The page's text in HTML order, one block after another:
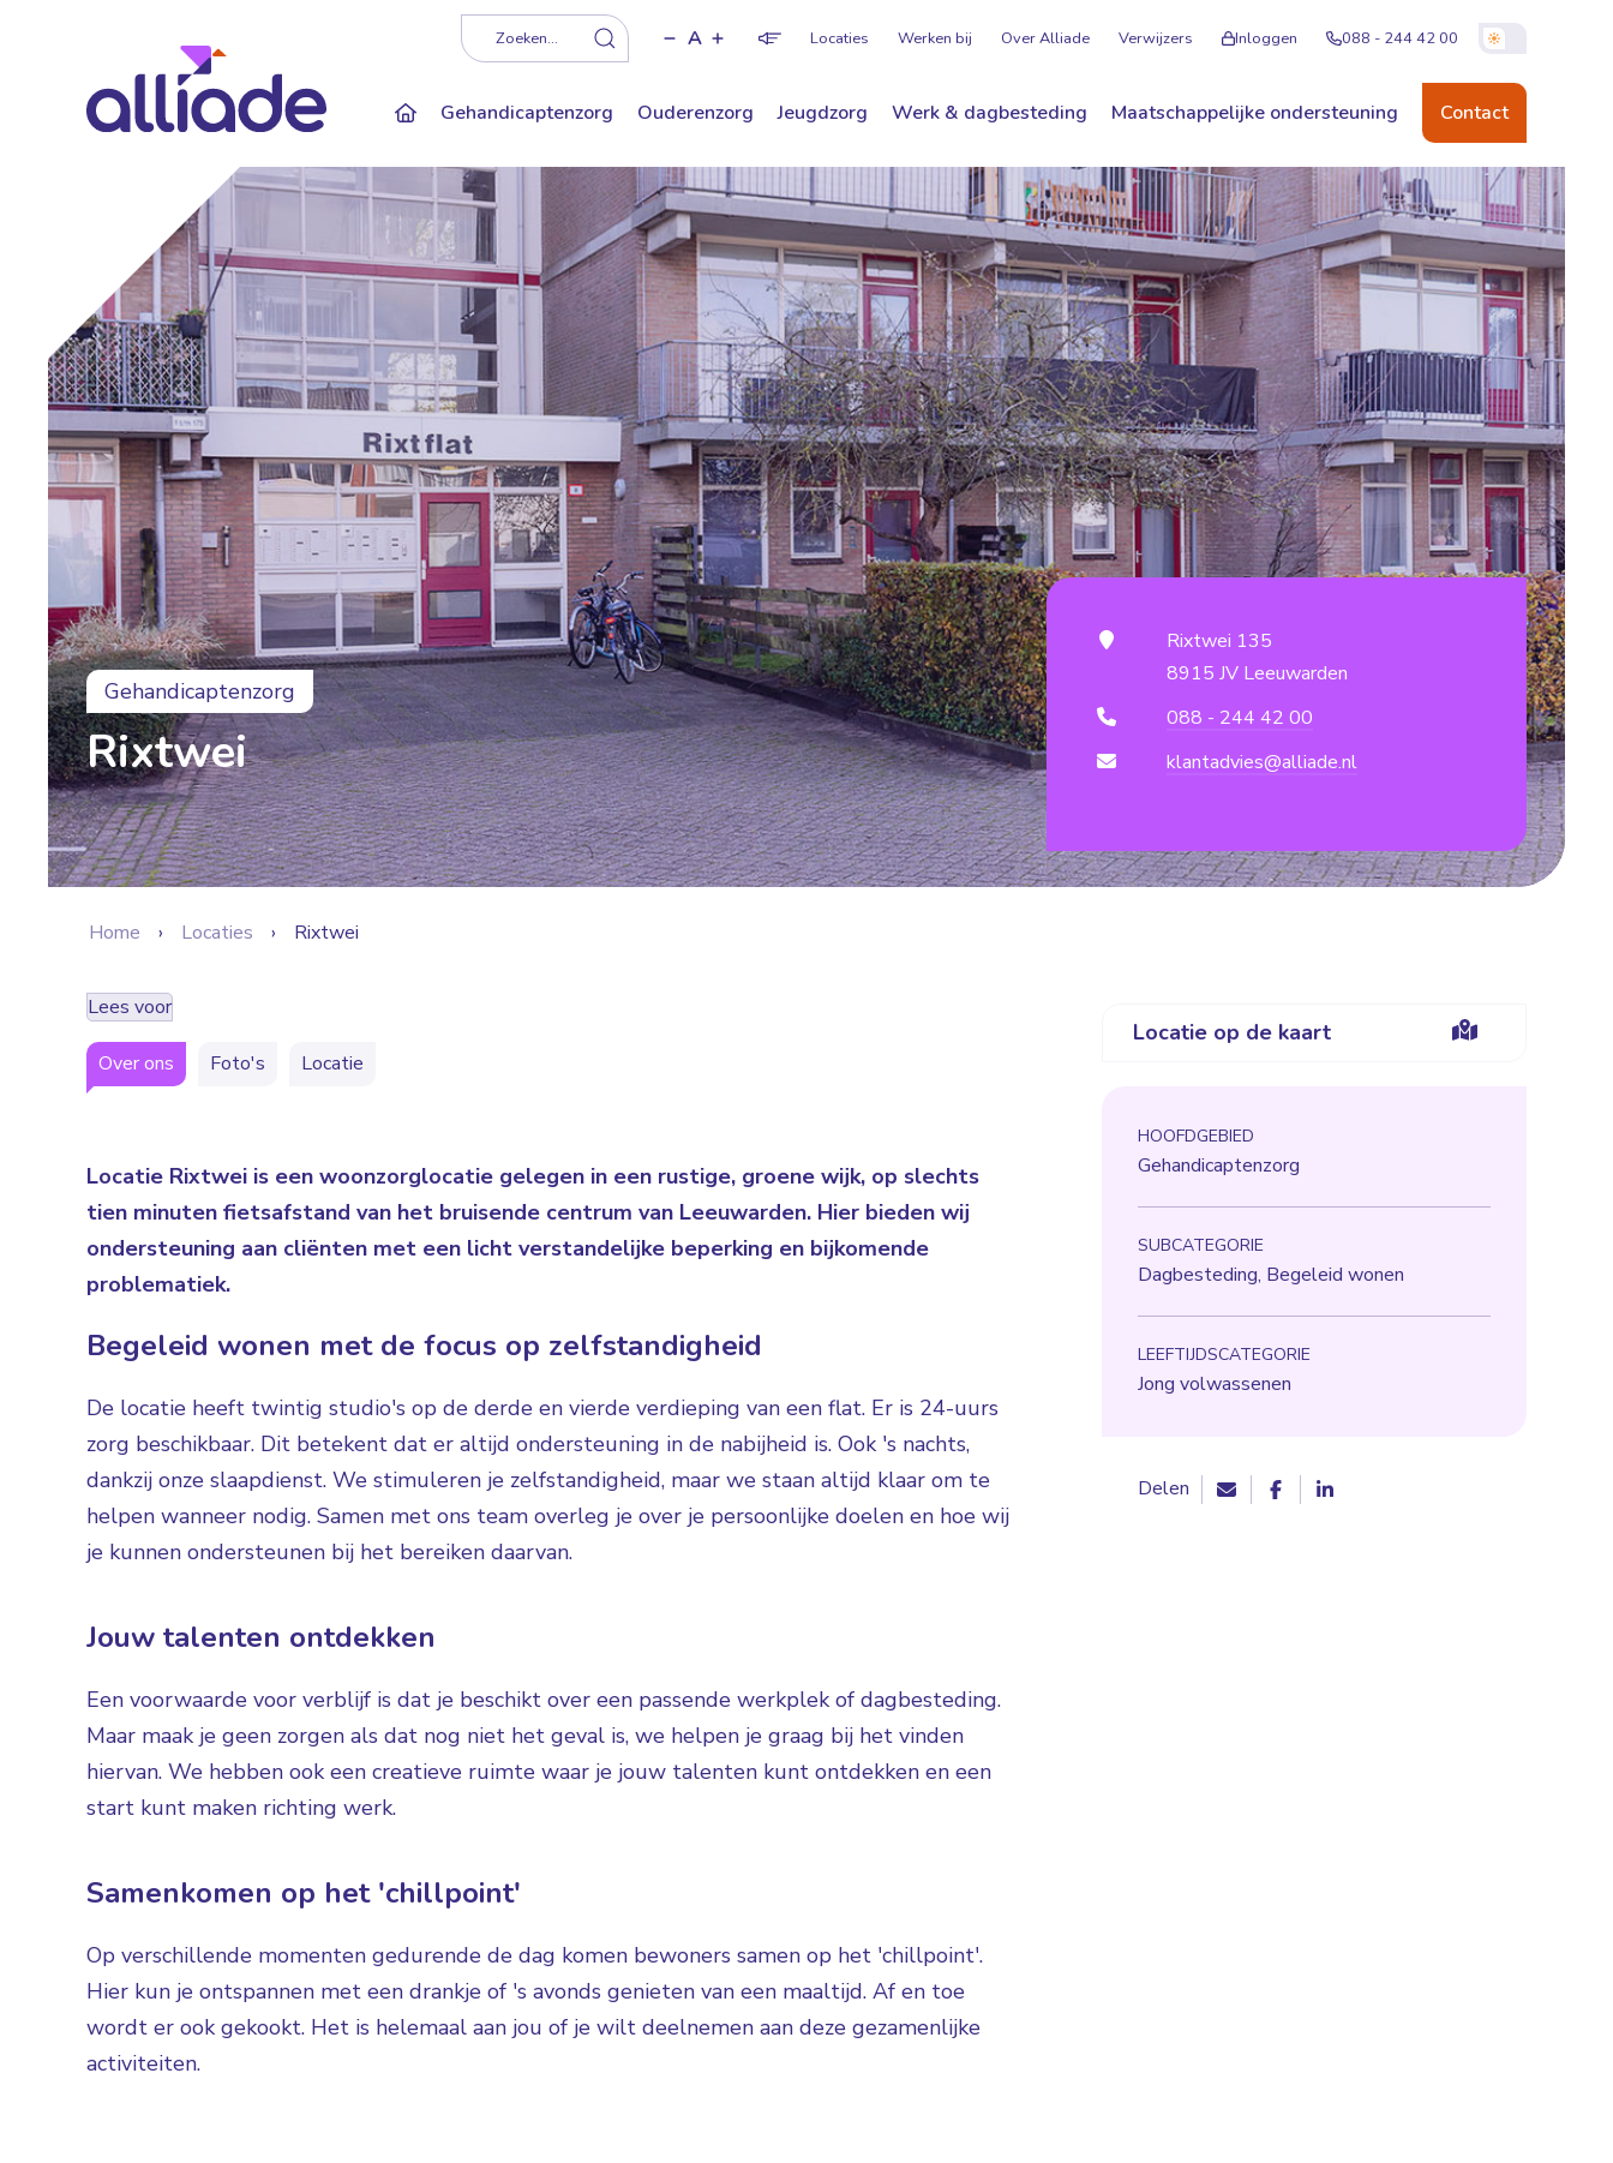
Zoeken... A Locaties Werken bij Over Alliade Verwijzers Inloggen 088 - 244 42 00
Darkmode: Off
Gehandicaptenzorg Ouderenzorg Jeugdzorg Werk & dagbesteding Maatschappelijke ondersteuning Contact
Gehandicaptenzorg
Rixtwei
Rixtwei 135
8915 JV Leeuwarden
088 - 244 42 00
klantadvies@alliade.nl
Home Locaties Rixtwei
Lees voor
Over ons Foto's Locatie
Locatie Rixtwei is een woonzorglocatie gelegen in een rustige, groene wijk, op slechts
tien minuten fietsafstand van het bruisende centrum van Leeuwarden. Hier bieden wij
ondersteuning aan cliënten met een licht verstandelijke beperking en bijkomende
problematiek.
Begeleid wonen met de focus op zelfstandigheid
De locatie heeft twintig studio's op de derde en vierde verdieping van een flat. Er is 24-uurs
zorg beschikbaar. Dit betekent dat er altijd ondersteuning in de nabijheid is. Ook 's nachts,
dankzij onze slaapdienst. We stimuleren je zelfstandigheid, maar we staan altijd klaar om te
helpen wanneer nodig. Samen met ons team overleg je over je persoonlijke doelen en hoe wij
je kunnen ondersteunen bij het bereiken daarvan.
Jouw talenten ontdekken
Een voorwaarde voor verblijf is dat je beschikt over een passende werkplek of dagbesteding.
Maar maak je geen zorgen als dat nog niet het geval is, we helpen je graag bij het vinden
hiervan. We hebben ook een creatieve ruimte waar je jouw talenten kunt ontdekken en een
start kunt maken richting werk.
Samenkomen op het 'chillpoint'
Op verschillende momenten gedurende de dag komen bewoners samen op het 'chillpoint'.
Hier kun je ontspannen met een drankje of 's avonds genieten van een maaltijd. Af en toe
wordt er ook gekookt. Het is helemaal aan jou of je wilt deelnemen aan deze gezamenlijke
activiteiten.
Locatie op de kaart
HOOFDGEBIED
Gehandicaptenzorg
SUBCATEGORIE
Dagbesteding, Begeleid wonen
LEEFTIJDSCATEGORIE
Jong volwassenen
Delen